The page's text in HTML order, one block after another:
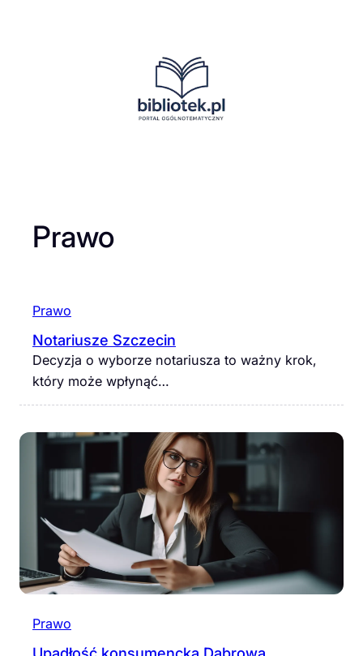
Prawo
Prawo
Notariusze Szczecin
Decyzja o wyborze notariusza to ważny krok,
który może wpłynąć…
Prawo